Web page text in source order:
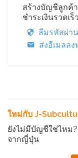
สร้างบัญชีลูกค้
ชำระเงินรวดเ
ลืมรหัสผ่า
ส่งอีเมลล
ใหม่กับ J-
ยังไม่มีบัญชีใช่ไหม
จากญี่ปุ่น